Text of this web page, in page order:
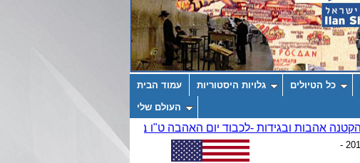
עמוד הבית גלויות היסטוריות כל הטיולים
העולם שלי